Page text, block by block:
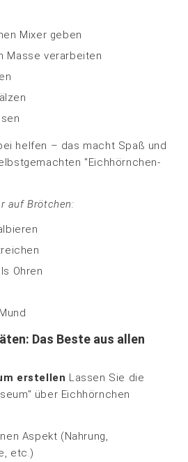
Mixer geben
Masse verarbeiten
helfen – das macht Spaß und
"Eichhörnchen-
auf Brötchen:
Ohren
Das Beste aus allen
erstellen Lassen Sie die
über Eichhörnchen
Aspekt (Nahrung,
etc.)